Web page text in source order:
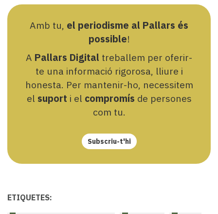
Amb tu, el periodisme al Pallars és
possible!
A Pallars Digital treballem per oferir-
te una informació rigorosa, lliure i
honesta. Per mantenir-ho, necessitem
el suport i el compromís de persones
com tu.
Subscriu-t'hi
ETIQUETES: